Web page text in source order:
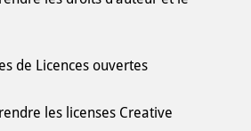
de Licences ouvertes
les licenses Creative